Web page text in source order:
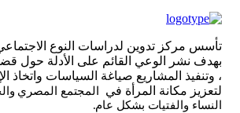
بهدف نشر الوعي القائم على الأدلة حول
، وتنفيذ المشاريع صياغة السياسات واتخاذ
لتعزيز مكانة المرأة في
المجتمع المصري
النساء والفتيات بشكل عام.